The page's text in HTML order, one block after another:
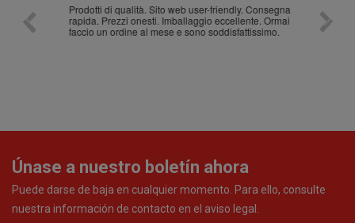
Prodotti di qualità. Sito web user-friendly. Consegna
rapida. Prezzi onesti. Imballaggio eccellente. Ormai
faccio un ordine al mese e sono soddisfattissimo.
10/10
Únase a nuestro boletín ahora
Puede darse de baja en cualquier momento. Para ello, consulte
nuestra información de contacto en el aviso legal.